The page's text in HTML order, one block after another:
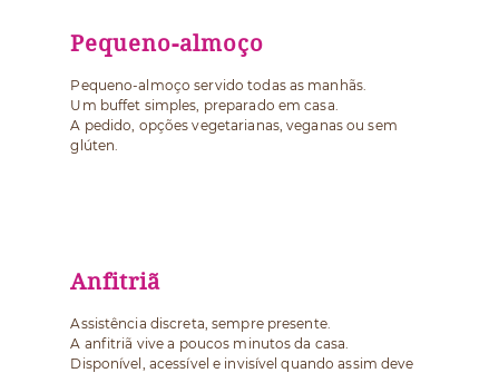
Pequeno-almoço
Pequeno-almoço servido todas as manhãs.
Um buffet simples, preparado em casa.
A pedido, opções vegetarianas, veganas ou sem
glúten.
Anfitriã
Assistência discreta, sempre presente.
A anfitriã vive a poucos minutos da casa.
Disponível, acessível e invisível quando assim deve